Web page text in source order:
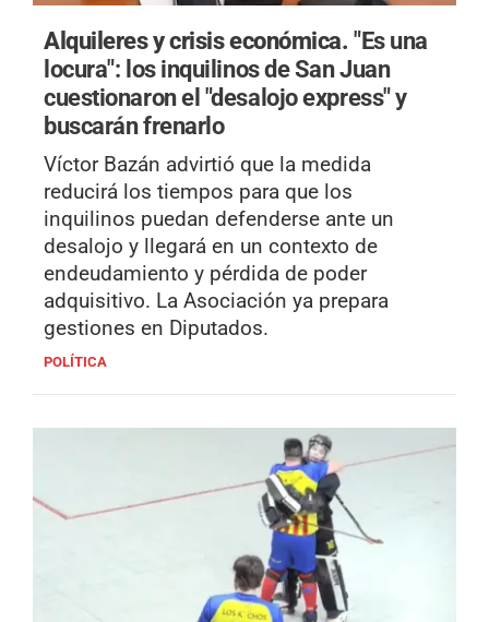
Alquileres y crisis económica."Es una
locura": los inquilinos de San Juan
cuestionaron el "desalojo express" y
buscarán frenarlo
Víctor Bazán advirtió que la medida
reducirá los tiempos para que los
inquilinos puedan defenderse ante un
desalojo y llegará en un contexto de
endeudamiento y pérdida de poder
adquisitivo. La Asociación ya prepara
gestiones en Diputados.
POLÍTICA